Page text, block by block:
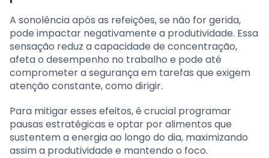
A sonolência após as refeições, se não for gerida,
pode impactar negativamente a produtividade. Essa
sensação reduz a capacidade de concentração,
afeta o desempenho no trabalho e pode até
comprometer a segurança em tarefas que exigem
atenção constante, como dirigir.
Para mitigar esses efeitos, é crucial programar
pausas estratégicas e optar por alimentos que
sustentem a energia ao longo do dia, maximizando
assim a produtividade e mantendo o foco.